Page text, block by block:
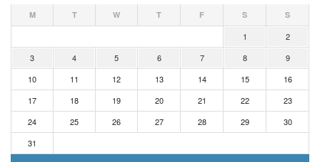
M T W T F S S
1
2
3
4 5 6 7 8
9
10
11 12 13 14 15
16
17
18 19 20 21 22
23
24
25 26 27 28 29
30
31